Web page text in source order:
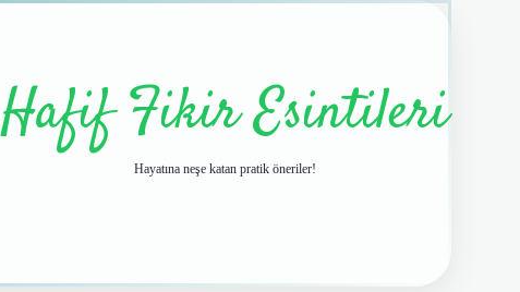
Hafif Fikir Esintileri
Hayatına neşe katan pratik öneriler!